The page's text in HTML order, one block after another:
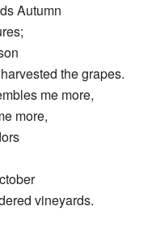
Autumn
the grapes.
me more,
more,
vineyards.